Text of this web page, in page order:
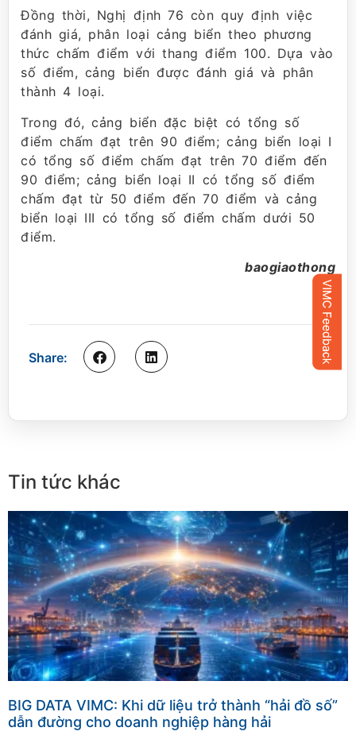
Đồng thời, Nghị định 76 còn quy định việc
đánh giá, phân loại cảng biển theo phương
thức chấm điểm với thang điểm 100. Dựa vào
số điểm, cảng biển được đánh giá và phân
thành 4 loại.
Trong đó, cảng biển đặc biệt có tổng số
điểm chấm đạt trên 90 điểm; cảng biển loại I
có tổng số điểm chấm đạt trên 70 điểm đến
90 điểm; cảng biển loại II có tổng số điểm
chấm đạt từ 50 điểm đến 70 điểm và cảng
biển loại III có tổng số điểm chấm dưới 50
điểm.
baogiaothong
Share:
Tin tức khác
BIG DATA VIMC: Khi dữ liệu trở thành “hải đồ số”
dẫn đường cho doanh nghiệp hàng hải